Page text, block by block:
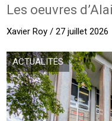
Les oeuvres
Xavier Roy / 27 juillet 2026
ACTUALITÉS